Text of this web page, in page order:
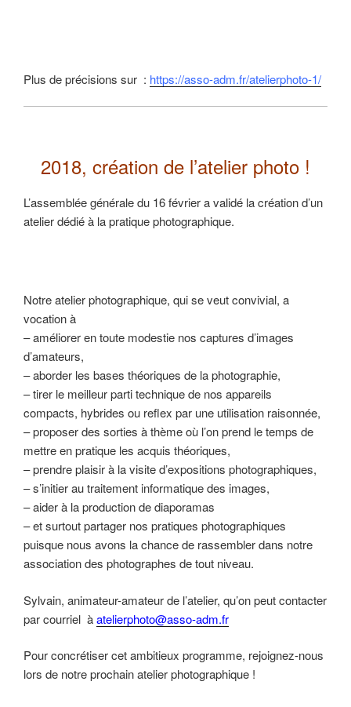
Plus de précisions sur : https://asso-adm.fr/atelierphoto-1/
2018, création de l’atelier photo !
L’assemblée générale du 16 février a validé la création d’un
atelier dédié à la pratique photographique.
Notre atelier photographique, qui se veut convivial, a
vocation à
– améliorer en toute modestie nos captures d’images
d’amateurs,
– aborder les bases théoriques de la photographie,
– tirer le meilleur parti technique de nos appareils
compacts, hybrides ou reflex par une utilisation raisonnée,
– proposer des sorties à thème où l’on prend le temps de
mettre en pratique les acquis théoriques,
– prendre plaisir à la visite d’expositions photographiques,
– s’initier au traitement informatique des images,
– aider à la production de diaporamas
– et surtout partager nos pratiques photographiques
puisque nous avons la chance de rassembler dans notre
association des photographes de tout niveau.
Sylvain, animateur-amateur de l’atelier, qu’on peut contacter
par courriel àatelierphoto@asso-adm.fr
Pour concrétiser cet ambitieux programme, rejoignez-nous
lors de notre prochain atelier photographique !